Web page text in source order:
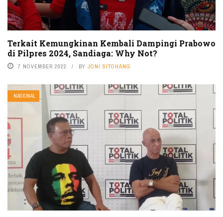
Terkait Kemungkinan Kembali Dampingi Prabowo
di Pilpres 2024, Sandiaga: Why Not?
7 NOVEMBER 2022 BY JONI SITOHANG
NASIONAL